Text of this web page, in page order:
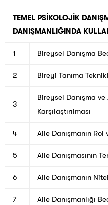
TEMEL PSİKOLOJİK
DANIŞMANLIĞINDA
1 Bireysel Danışma
2 Bireyi Tanıma
3
Bireysel Danışma ve
Karşılaştırılması
4 Aile Danışmanın Rol
5 Aile Danışmasının
6 Aile Danışmanın
7 Aile Danışmanlığı